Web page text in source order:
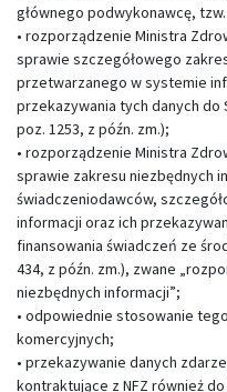
głównego podwykonawcę,
• rozporządzenie Ministra
sprawie szczegółowego
przetwarzanego w systemie
przekazywania tych danych do
poz. 1253, z późn. zm.);
• rozporządzenie Ministra
sprawie zakresu niezbędnych
świadczeniodawców,
informacji oraz ich
finansowania świadczeń ze
434, z późn. zm.), zwane
niezbędnych informacji”;
• odpowiednie stosowanie
komercyjnych;
• przekazywanie danych
kontraktujące z NFZ również do